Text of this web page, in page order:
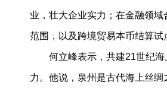
业，壮大企业实力；在金融领
范围，以及跨境贸易本币结算试
何立峰表示，共建21世纪
力。他说，泉州是古代海上丝